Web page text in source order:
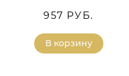
957 РУБ.
В корзину